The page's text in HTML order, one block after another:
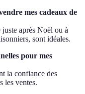
mes cadeaux de
après Noël ou à
sont idéales.
pour mes
la confiance des
les ventes.